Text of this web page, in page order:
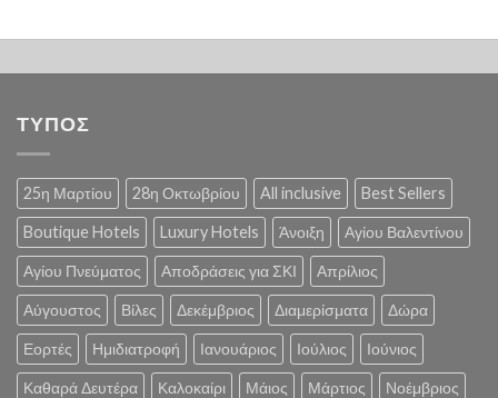
ΤΥΠΟΣ
25η Μαρτίου 28η Οκτωβρίου All inclusive Best Sellers
Boutique Hotels Luxury Hotels Άνοιξη Αγίου Βαλεντίνου
Αγίου Πνεύματος Αποδράσεις για ΣΚΙ Απρίλιος
Αύγουστος Βίλες Δεκέμβριος Διαμερίσματα Δώρα
Εορτές Ημιδιατροφή Ιανουάριος Ιούλιος Ιούνιος
Καθαρά Δευτέρα Καλοκαίρι Μάιος Μάρτιος Νοέμβριος